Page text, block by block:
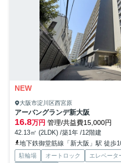
NEW
大阪市淀川区西宮原
アーバングランデ新大阪
16.8万円 管理/共益費15,000円
42.13㎡ (2LDK) /築1年 /12階建
地下鉄御堂筋線「新大阪」駅 徒歩
駐輪場 オートロック エレベータ